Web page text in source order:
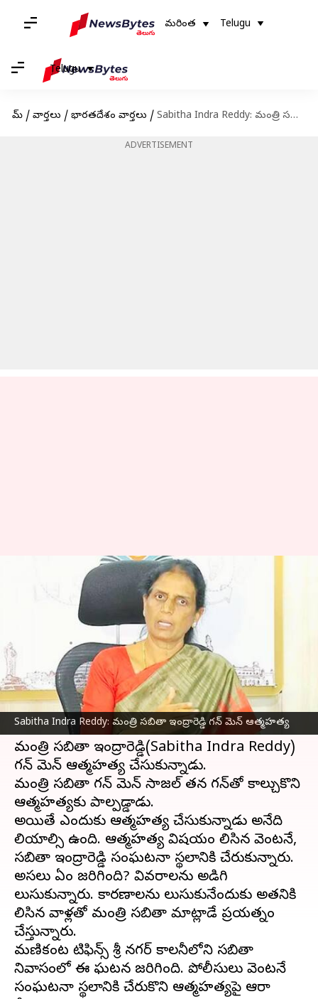
మరింత Telugu
Telugu
హోమ్ / వార్తలు / భారతదేశం వార్తలు / Sabitha Indra Reddy: మంత్రి సబితా ఇంద్రారెడ్డి గన్ మెన్‌ ఆత్మహత్య
ADVERTISEMENT
Sabitha Indra Reddy: మంత్రి సబితా ఇంద్రారెడ్డి గన్ మెన్‌ ఆత్మహత్య
Sabitha Indra Reddy: మంత్రి
సబితా ఇంద్రారెడ్డి గన్ మెన్‌
ఆత్మహత్య
Nov 05, 2023 09:36 am
ఈ వార్తాకథనం ఏంటి
తెలంగాణఅసెంబ్లీ ఎన్నకల వేళ.. షాకింగ్ ఘటన చోటు
చేసుకుంది.
మంత్రి సబితా ఇంద్రారెడ్డి(Sabitha Indra Reddy)
గన్ మెన్‌ ఆత్మహత్య చేసుకున్నాడు.
మంత్రి సబితా గన్ మెన్‌ సాజల్ తన గన్‌తో కాల్చుకొని
ఆత్మహత్యకు పాల్పడ్డాడు.
అయితే ఎందుకు ఆత్మహత్య చేసుకున్నాడు అనేది
తెలియాల్సి ఉంది. ఆత్మహత్య విషయం తెలిసిన వెంటనే,
సబితా ఇంద్రారెడ్డి సంఘటనా స్థలానికి చేరుకున్నారు.
అసలు ఏం జరిగింది? వివరాలను అడిగి
తెలుసుకున్నారు. కారణాలను తెలుసుకునేందుకు అతనికి
తెలిసిన వాళ్లతో మంత్రి సబితా మాట్లాడే ప్రయత్నం
చేస్తున్నారు.
మణికంట టిఫిన్స్ శ్రీ నగర్ కాలనీలోని సబితా
నివాసంలో ఈ ఘటన జరిగింది. పోలీసులు వెంటనే
సంఘటనా స్థలానికి చేరుకొని ఆత్మహత్యపై ఆరా